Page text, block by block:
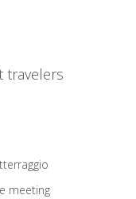
travelers
meeting